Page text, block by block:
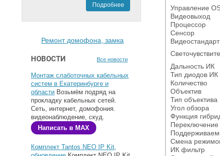
Подробнее
Ремонт домофона, замка
НОВОСТИ Все новости
Монтаж слаботочных кабельных
систем в Екатеринбурге и
области Возьмём подряд на
прокладку кабельных сетей.
Сеть, интернет, домофония.
видеонаблюдение, скуд.
Написать в MAX
Комплект Tantos NEO IP Kit,
Управление
Видеовыход
Процессор
Сенсор
Видеостандарт
Дальность ИК
Тип диодов ИК
Количество
Объектив
Тип объектива
Угол обзора
Функция
Смена
ИК фильтр